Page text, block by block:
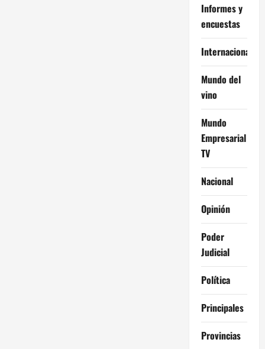
Informes y
encuestas
Internacional
Mundo del
vino
Mundo
Empresarial
TV
Nacional
Opinión
Poder
Judicial
Política
Principales
Provincias